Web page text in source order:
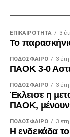
ΕΠΙΚΑΙΡΌΤΗΤΑ 3
Το
ΠΟΔΌΣΦΑΙΡΟ 3
ΠΑΟΚ 3-0
ΠΟΔΌΣΦΑΙΡΟ 3
Έκλεισε η
ΠΑΟΚ, μένουν
ΠΟΔΌΣΦΑΙΡΟ 3
Η ενδεκάδα